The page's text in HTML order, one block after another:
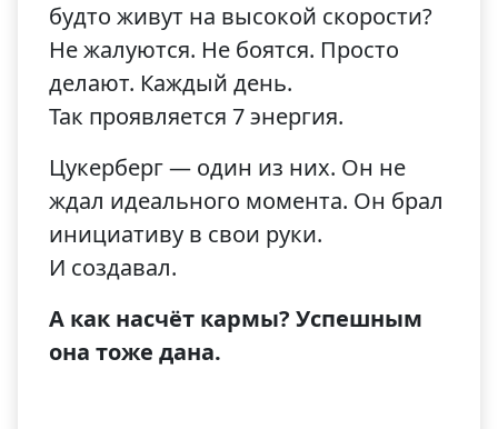
будто живут на высокой скорости?
Не жалуются. Не боятся. Просто
делают. Каждый день.
Так проявляется 7 энергия.
Цукерберг — один из них. Он не
ждал идеального момента. Он брал
инициативу в свои руки.
И создавал.
А как насчёт кармы? Успешным
она тоже дана.